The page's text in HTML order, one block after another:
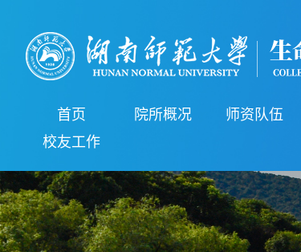
首页 院所概况 师资队伍
校友工作